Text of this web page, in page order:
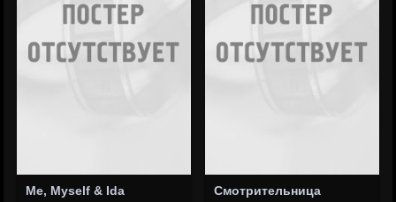
Me, Myself & Ida Смотрительница